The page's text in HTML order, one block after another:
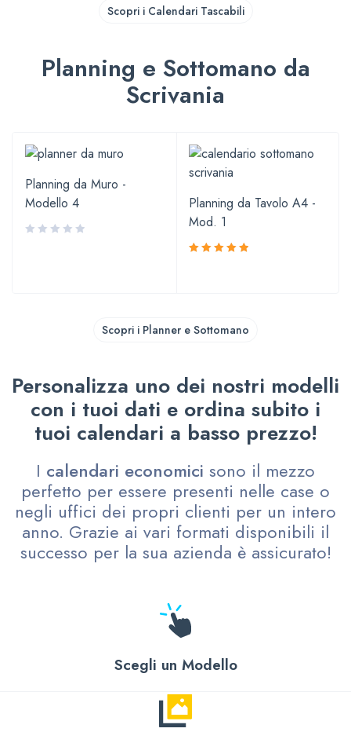
Scopri i Calendari Tascabili
Planning e Sottomano da
Scrivania
Planning da Muro -
Modello 4
Planning da Tavolo A4 -
Mod. 1
Scopri i Planner e Sottomano
Personalizza uno dei nostri modelli
con i tuoi dati e ordina subito i
tuoi calendari a basso prezzo!
I calendari economici sono il mezzo
perfetto per essere presenti nelle case o
negli uffici dei propri clienti per un intero
anno. Grazie ai vari formati disponibili il
successo per la sua azienda è assicurato!
Scegli un Modello